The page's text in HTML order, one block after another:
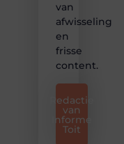
van
afwisseling
en
frisse
content.
Redactie
van
Informe
Toit